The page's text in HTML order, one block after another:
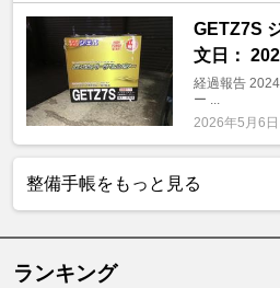
GETZ7S
文日：
経過報告
ー ...
2026年5月6日
整備手帳をもっと見る
ランキング